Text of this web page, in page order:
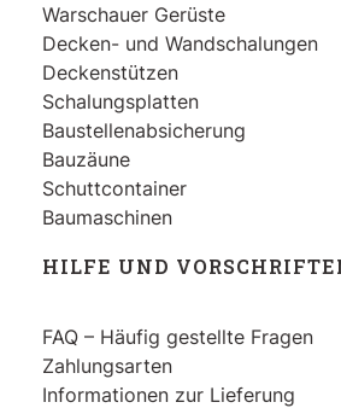
Warschauer Gerüste
Decken- und Wandschalungen
Deckenstützen
Schalungsplatten
Baustellenabsicherung
Bauzäune
Schuttcontainer
Baumaschinen
HILFE UND
FAQ – Häufig gestellte Fragen
Zahlungsarten
Informationen zur Lieferung